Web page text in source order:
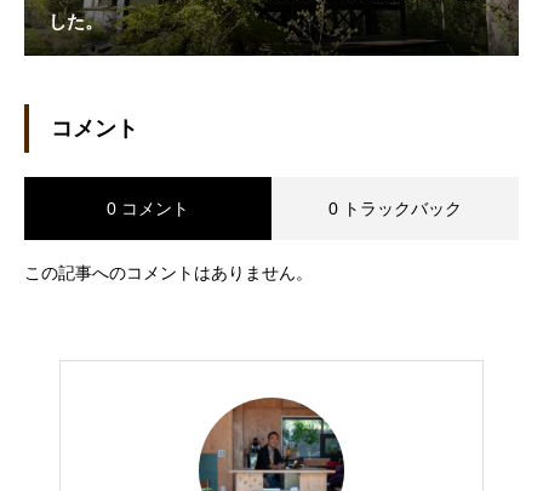
した。
コメント
0 コメント 0 トラックバック
この記事へのコメントはありません。